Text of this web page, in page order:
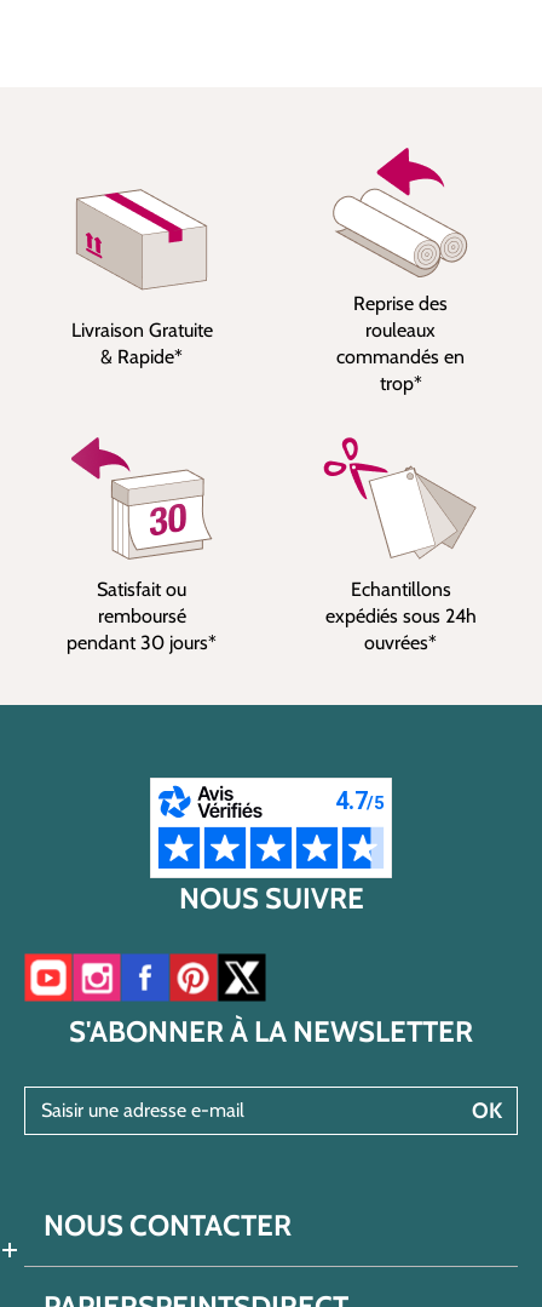
Livraison Gratuite
& Rapide*
Reprise des
rouleaux
commandés en
trop*
Satisfait ou
remboursé
pendant 30 jours*
Echantillons
expédiés sous 24h
ouvrées*
NOUS SUIVRE
Accéder à notre chaîne YouTube
Accéder à notre compte Instagram
Accéder à notre page Facebook
Accéder à notre compte Pinterest
Accéder à notre compte Twitter/X
S'ABONNER À LA NEWSLETTER
OK
NOUS CONTACTER